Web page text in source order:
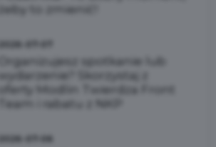
żeby to zmienić!
Organizujesz spotkanie lub
wydarzenie? Skorzystaj z
oferty Modlin Twierdza Front
Team i rabatu z NKP